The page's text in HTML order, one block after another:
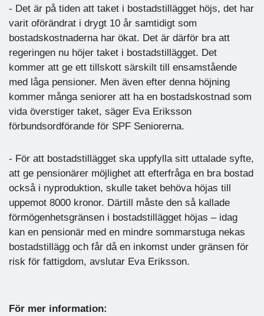
- Det är på tiden att taket i bostadstillägget höjs, det har
varit oförändrat i drygt 10 år samtidigt som
bostadskostnaderna har ökat. Det är därför bra att
regeringen nu höjer taket i bostadstillägget. Det
kommer att ge ett tillskott särskilt till ensamstående
med låga pensioner. Men även efter denna höjning
kommer många seniorer att ha en bostadskostnad som
vida överstiger taket, säger Eva Eriksson
förbundsordförande för SPF Seniorerna.
- För att bostadstillägget ska uppfylla sitt uttalade syfte,
att ge pensionärer möjlighet att efterfråga en bra bostad
också i nyproduktion, skulle taket behöva höjas till
uppemot 8000 kronor. Därtill måste den så kallade
förmögenhetsgränsen i bostadstillägget höjas – idag
kan en pensionär med en mindre sommarstuga nekas
bostadstillägg och får då en inkomst under gränsen för
risk för fattigdom, avslutar Eva Eriksson.
För mer information: